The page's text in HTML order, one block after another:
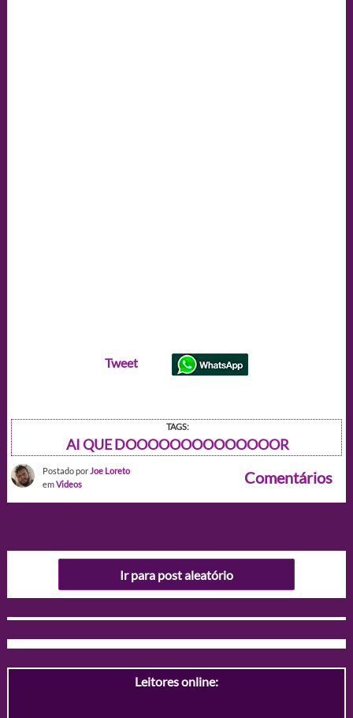
Tweet
TAGS:
AI QUE DOOOOOOOOOOOOOOR
Postado por Joe Loreto
emVideos Comentários
Ir para post aleatório
Leitores online: